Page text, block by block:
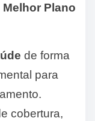
Plano
de forma
para
cobertura,